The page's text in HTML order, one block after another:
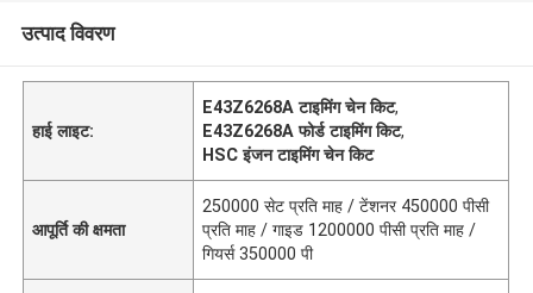
उत्पाद विवरण
हाई लाइट:
E43Z6268A टाइमिंग चेन किट,
E43Z6268A फोर्ड टाइमिंग किट,
HSC इंजन टाइमिंग चेन किट
आपूर्ति की क्षमता
250000 सेट प्रति माह / टेंशनर 450000 पीसी
प्रति माह / गाइड 1200000 पीसी प्रति माह /
गियर्स 350000 पी